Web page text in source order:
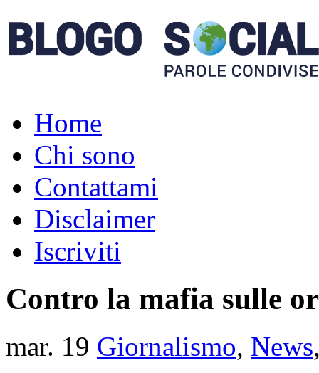
Home
Chi sono
Contattami
Disclaimer
Iscriviti
Contro la mafia sulle
mar. 19 Giornalismo, News